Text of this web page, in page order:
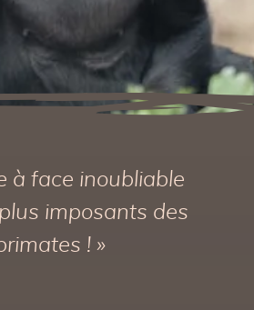
à face inoubliable
imposants des
! »